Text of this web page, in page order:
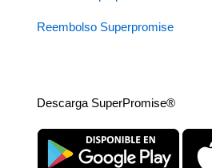
Reembolso Superpromise
Descarga SuperPromise®